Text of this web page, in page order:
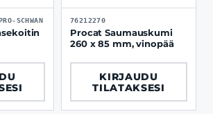
SCHWAN 76212270
Procat Saumauskumi
260 x 85 mm, vinopää
KIRJAUDU
TILATAKSESI